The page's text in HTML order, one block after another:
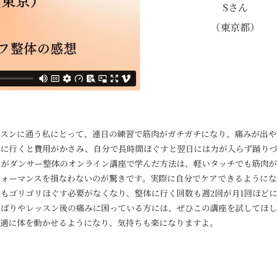
Sさん
（東京都）
ンに通う私にとって、連日の練習で筋肉がガチガチになり、痛みが出や
行くと費用がかさみ、自分で長時間ほぐすと翌日には力が入らず踊りづ
ダンサー整体のオンライン講座で学んだ方法は、軽いタッチでも筋肉が
ーマンスを損なわないのが驚きです。実際に自分でケアできるようにな
ゴリゴリほぐす必要がなくなり、整体に行く回数も週2回が月1回ほどに
りやレッスン後の痛みに困っている方には、ぜひこの講座を試してほし
に体を動かせるようになり、気持ちも楽になりますよ。